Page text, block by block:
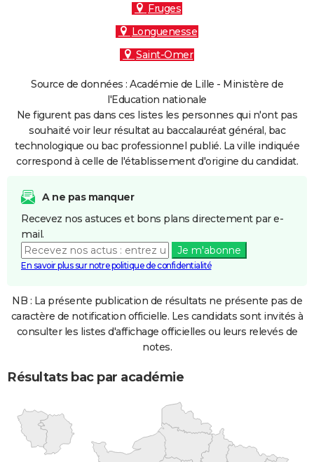
Fruges
Longuenesse
Saint-Omer
Source de données : Académie de Lille - Ministère de
l'Education nationale
Ne figurent pas dans ces listes les personnes qui n'ont pas
souhaité voir leur résultat au baccalauréat général, bac
technologique ou bac professionnel publié. La ville indiquée
correspond à celle de l'établissement d'origine du candidat.
A ne pas manquer
Recevez nos astuces et bons plans directement par e-
mail.
Je m'abonne
En savoir plus sur notre politique de confidentialité
NB : La présente publication de résultats ne présente pas de
caractère de notification officielle. Les candidats sont invités à
consulter les listes d'affichage officielles ou leurs relevés de
notes.
Résultats bac par académie